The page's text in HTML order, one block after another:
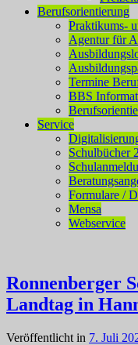
Berufsorientierung
Praktikums-
Agentur für
Termine
BBS
Service
Schulbücher
Formulare /
Mensa
Webservice
Ronnenberger
Landtag in
Veröffentlicht in 7. Juli